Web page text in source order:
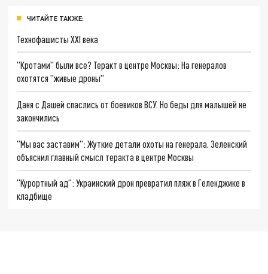
ЧИТАЙТЕ ТАКЖЕ:
Технофашисты XXI века
"Кротами" были все? Теракт в центре Москвы: На генералов
охотятся "живые дроны"
Даня с Дашей спаслись от боевиков ВСУ. Но беды для малышей не
закончились
"Мы вас заставим": Жуткие детали охоты на генерала. Зеленский
объяснил главный смысл теракта в центре Москвы
"Курортный ад": Украинский дрон превратил пляж в Геленджике в
кладбище